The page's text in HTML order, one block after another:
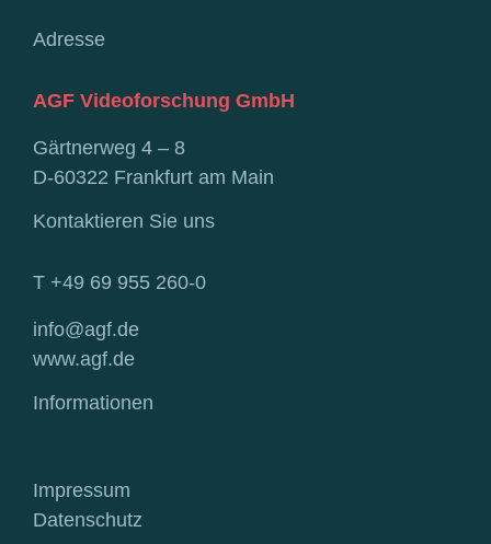
Adresse
AGF Videoforschung GmbH
Gärtnerweg 4 – 8
D-60322 Frankfurt am Main
Kontaktieren Sie uns
T +49 69 955 260-0
info@agf.de
www.agf.de
Informationen
Impressum
Datenschutz